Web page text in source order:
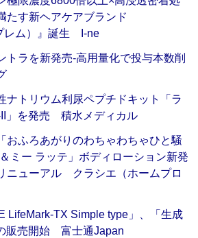
たす新ヘアケアブランド
レム）』誕生 I-ne
トラを新発売‐高用量化で投与本数削
ナトリウム利尿ペプチドキット「ラ
II」を発売 積水メディカル
おふろあがりのわちゃわちゃひと騒
ミー ラッテ」ボディローション新発
ニューアル クラシエ（ホームプロ
LifeMark-TX Simple type」、「生成
販売開始 富士通Japan